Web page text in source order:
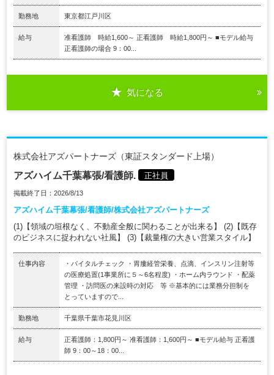
勤務地 東京都江戸川区
給与
准看護師 時給1,600～ 正看護師 時給1,800円～ ■モデル給与
正看護師の場合 9：00...
気になる
株式会社アズパートナーズ（東証スタンダード上場）
アズハイム千葉幕張/看護師. 正社員
掲載終了日：2026/8/13
アズハイム千葉幕張/看護師/株式会社アズパートナーズ
(1)【領域の垣根なく、不動産全般に関わることが出来る】 (2)【既存
のビジネスに捉われない社風】 (3)【裁量権の大きい営業スタイル】
仕事内容
・バイタルチェック ・胃瘻経管栄養、点滴、インスリン注射等
の医療処置(1事業所に５～6名程度) ・ホーム内ラウンド ・配薬
管理 ・訪問医の来設時の対応 等 ※基本的には業務分担制を
とっていますので...
勤務地 千葉県千葉市花見川区
給与
正看護師：1,800円～ 准看護師：1,600円～ ■モデル給与 正看護
師 9：00～18：00...